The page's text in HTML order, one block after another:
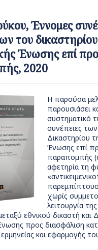
Έννομες
του
Ένωσης επί
2020
Η παρούσα
παρουσιάσει
συστηματικό
συνέπειες
Δικαστηρίου
Ένωσης επί
παραπομπής
αφετηρία τη
χωρίς
λειτουργία
εθνικού δικαστή και
προς διασφάλιση
και εφαρμογής